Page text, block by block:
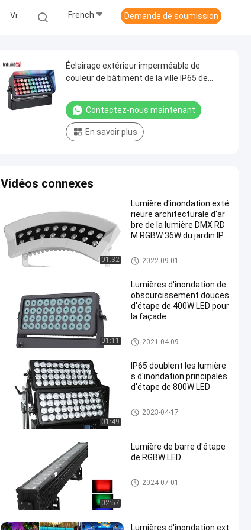
Vr French Demande de soumission
Éclairage extérieur imperméable de
couleur de bâtiment de la ville IP65 de
40X10W DMX RGBW 4 In1 LED
Contactez-nous maintenant
En savoir plus
Vidéos connexes
01:32
Lumière d'inondation exté
rieure architecturale d'ar
bre de la lumière DMX RD
M RGBW 36W du jardin IP6
Lumières d'inondation extérie
ures de paysage de LED
2022-09-01
01:11
Lumières d'inondation de
obscurcissement douces
d'étape de 400W LED pour
la façade
Lumières d'inondation d'étape
de LED
2021-04-09
01:49
IP65 doublent les lumière
s d'inondation principales
d'étape de 800W LED
Lumières d'inondation d'étape
de LED
2023-04-17
02:57
Lumière de barre d'étape
de RGBW LED
Guides optiques d'étape de LE
D
2024-07-01
Lumières d'inondation ext